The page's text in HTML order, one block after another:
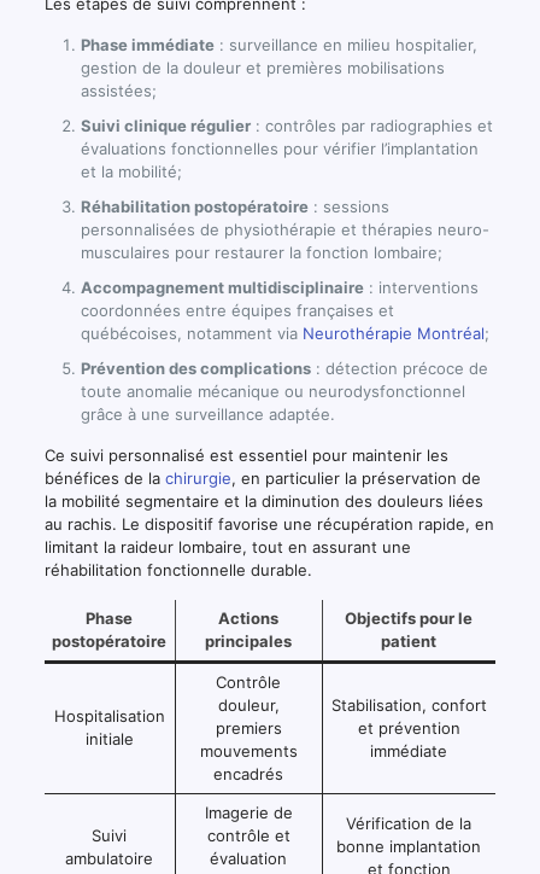
Les étapes de suivi comprennent :
Phase immédiate: surveillance en milieu hospitalier,
gestion de la douleur et premières mobilisations
assistées;
Suivi clinique régulier: contrôles par radiographies et
évaluations fonctionnelles pour vérifier l’implantation
et la mobilité;
Réhabilitation postopératoire: sessions
personnalisées de physiothérapie et thérapies neuro-
musculaires pour restaurer la fonction lombaire;
Accompagnement multidisciplinaire: interventions
coordonnées entre équipes françaises et
québécoises, notamment via Neurothérapie Montréal;
Prévention des complications: détection précoce de
toute anomalie mécanique ou neurodysfonctionnel
grâce à une surveillance adaptée.
Ce suivi personnalisé est essentiel pour maintenir les
bénéfices de la chirurgie, en particulier la préservation de
la mobilité segmentaire et la diminution des douleurs liées
au rachis. Le dispositif favorise une récupération rapide, en
limitant la raideur lombaire, tout en assurant une
réhabilitation fonctionnelle durable.
Phase
postopératoire
Actions
principales
Objectifs pour le
patient
Hospitalisation
initiale
Contrôle
douleur,
premiers
mouvements
encadrés
Stabilisation, confort
et prévention
immédiate
Suivi
ambulatoire
Imagerie de
contrôle et
évaluation
Vérification de la
bonne implantation
et fonction